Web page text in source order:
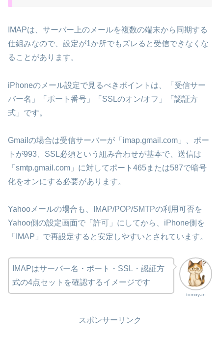
IMAPは、サーバー上のメールを複数の端末から同期する
仕組みなので、設定が1か所でもズレると受信できなくな
ることがあります。
iPhoneのメール設定で見るべきポイントは、「受信サー
バー名」「ポート番号」「SSLのオン/オフ」「認証方
式」です。
Gmailの場合は受信サーバーが「imap.gmail.com」、ポー
トが993、SSL必須という組み合わせが基本で、送信は
「smtp.gmail.com」に対してポート465または587で暗号
化をオンにする必要があります。
Yahooメールの場合も、IMAP/POP/SMTPの利用可否を
Yahoo側の設定画面で「許可」にしてから、iPhone側を
「IMAP」で再設定すると安定しやすいとされています。
tomoyan
IMAPはサーバー名・ポート・SSL・認証方
式の4点セットを確認するイメージです
スポンサーリンク